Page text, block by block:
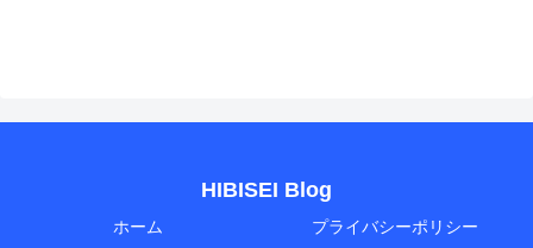
HIBISEI Blog
ホーム プライバシーポリシー